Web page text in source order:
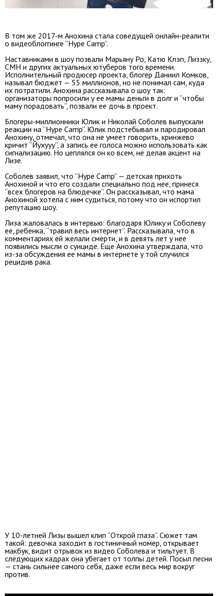
В том же 2017-м Анохина стала соведущей онлайн-реалити
о видеоблоггинге “Hype Camp”.
Наставниками в шоу позвали Марьяну Ро, Катю Клэп, Лиззку,
CMH и других актуальных ютуберов того времени.
Исполнительный продюсер проекта, блогер Даниил Комков,
называл бюджет — 55 миллионов, но не понимал сам, куда
их потратили. Анохина рассказывала о шоу так:
организаторы попросили у ее мамы деньги в долг и “чтобы
маму порадовать”, позвали ее дочь в проект.
Блогеры-миллионники Юлик и Николай Соболев выпускали
реакции на “Hype Camp”. Юлик подстебывал и пародировал
Анохину, отмечал, что она не умеет говорить, кринжево
кричит “Йухууу”, а запись ее голоса можно использовать как
сигнализацию. Но цеплялся он ко всем, не делая акцент на
Лизе.
Соболев заявил, что “Hype Camp” — детская прихоть
Анохиной и что его создали специально под нее, принеся
“всех блогеров на блюдечке”. Он рассказывал, что мама
Анохиной хотела с ним судиться, потому что он испортил
репутацию шоу.
Лиза жаловалась в интервью: благодаря Юлику и Соболеву
ее, ребенка, “травил весь интернет”. Рассказывала, что в
комментариях ей желали смерти, и в девять лет у нее
появились мысли о суициде. Еще Анохина утверждала, что
из-за обсуждения ее мамы в интернете у той случился
рецидив рака.
У 10-летней Лизы вышел клип “Открой глаза”. Сюжет там
такой: девочка заходит в гостиничный номер, открывает
макбук, видит отрывок из видео Соболева и тильтует. В
следующих кадрах она убегает от толпы детей. Посыл песни
— стань сильнее самого себя, даже если весь мир вокруг
против.